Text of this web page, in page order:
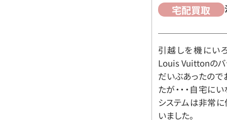
宅配買取
引越しを機にい
Louis Vuittonのバ
だいぶあったので
たが・・・自宅に
システムは非常に
いました。